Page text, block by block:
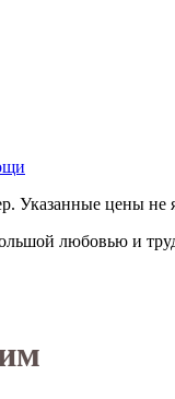
Указанные цены не
любовью и